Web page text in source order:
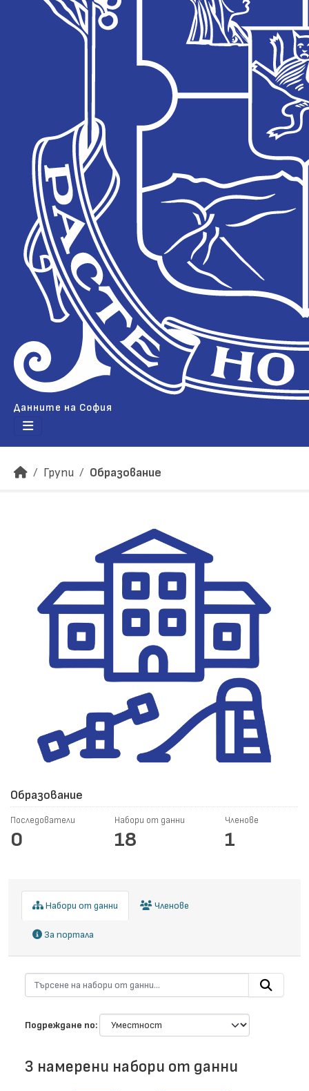
Данните на София
Групи Образование
Образование
Последователи
0
Набори от данни
18
Членове
1
Набори от данни Членове
За портала
Подреждане по
3 намерени набори от данни